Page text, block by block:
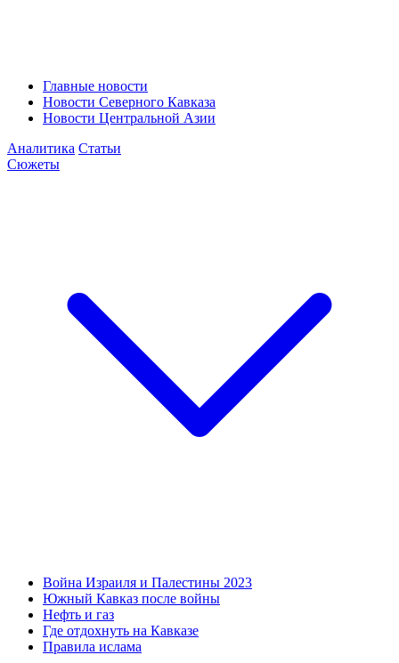
Главные новости
Новости Северного Кавказа
Новости Центральной Азии
Аналитика Статьи
Сюжеты
Война Израиля и Палестины 2023
Южный Кавказ после войны
Нефть и газ
Где отдохнуть на Кавказе
Правила ислама